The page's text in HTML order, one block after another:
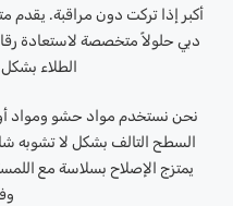
أكبر إذا تركت دون مراقبة.
دبي حلولاً متخصصة لاستعادة
الطلاء
نحن نستخدم مواد حشو ومواد
السطح التالف بشكل لا تشوبه
يمتزج الإصلاح بسلاسة مع